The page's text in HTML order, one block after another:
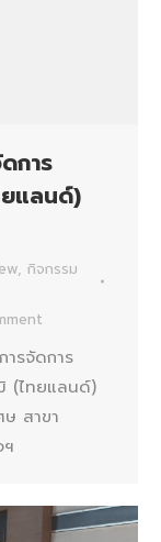
การ
แลนด์)
, กิจกรรม
ารจัดการ
(ไทยแลนด์)
ษ สาขา